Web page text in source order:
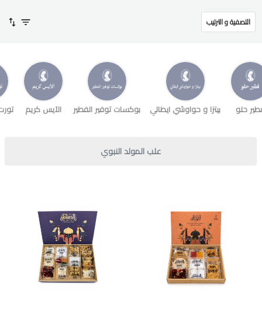
التصفية و الترتيب
حلو بيتزا و حواوشي ايطالي بوكسات توفير الفطير الآيس كريم
علب المولد النبوي